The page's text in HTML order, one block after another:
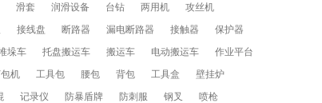
滑套 润滑设备 台钻 两用机
攻丝机
接线盘 断路器 漏电断路器 接触器
保护器
垛车 托盘搬运车 搬运车 电动搬运车
作业平台
机 工具包 腰包 背包 工具盒
壁挂炉
记录仪 防暴盾牌 防刺服 钢叉
喷枪